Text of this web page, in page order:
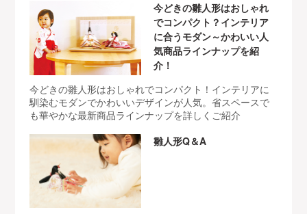
今どきの雛人形はおしゃれ
でコンパクト？インテリア
に合うモダン～かわいい人
気商品ラインナップを紹
介！
今どきの雛人形はおしゃれでコンパクト！インテリアに
馴染むモダンでかわいいデザインが人気。省スペースで
も華やかな最新商品ラインナップを詳しくご紹介
雛人形Q＆A